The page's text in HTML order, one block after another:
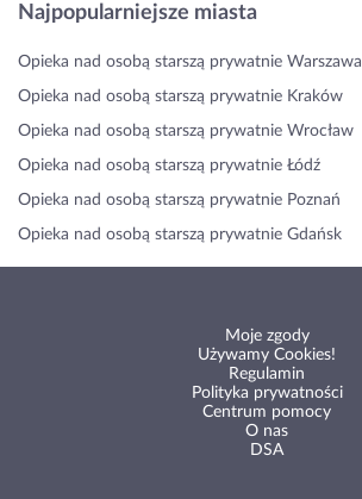
Najpopularniejsze miasta
Opieka nad osobą starszą prywatnie Warszawa
Opieka nad osobą starszą prywatnie Kraków
Opieka nad osobą starszą prywatnie Wrocław
Opieka nad osobą starszą prywatnie Łódź
Opieka nad osobą starszą prywatnie Poznań
Opieka nad osobą starszą prywatnie Gdańsk
Moje zgody
Używamy Cookies!
Regulamin
Polityka prywatności
Centrum pomocy
O nas
DSA